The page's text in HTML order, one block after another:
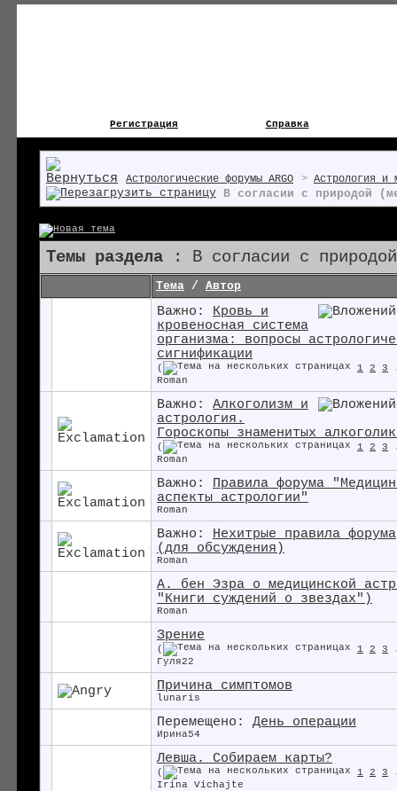
Регистрация Справка
Астрологические форумы ARGO > Астрология и
В согласии с природой
Темы раздела : В согласии с
Тема / Автор
Важно:
Кровь и
кровеносная система
организма: вопросы
сигнификации
( 1 2 3
Roman
Важно: Алкоголизм и
астрология.
Гороскопы знаменитых
( 1 2 3
Roman
Важно:
Правила форума
аспекты астрологии"
Roman
Важно:
Нехитрые правила форума
(для обсуждения)
Roman
А. бен Эзра о медицинской
"Книги суждений о звездах")
Roman
Зрение
( 1 2 3
Гуля22
Причина симптомов
lunaris
Перемещено: День операции
Ирина54
Левша. Собираем карты?
( 1 2 3
Irina Vichajte